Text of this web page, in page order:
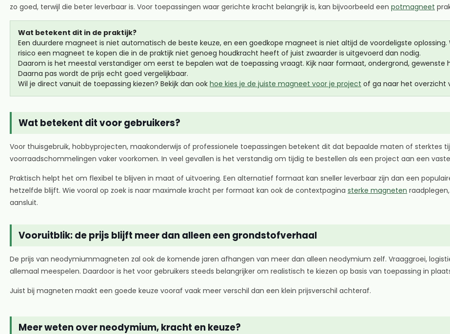
zo goed, terwijl die beter leverbaar is. Voor toepassingen waar gerichte kracht belangrijk is, kan bijvoorbeeld een potmagneet
Wat betekent dit in de praktijk?
Een duurdere magneet is niet automatisch de beste keuze, en een goedkope magneet is niet altijd de voordeligste oplossing.
risico een magneet te kopen die in de praktijk niet genoeg houdkracht heeft of juist zwaarder is uitgevoerd dan nodig.
Daarom is het meestal verstandiger om eerst te bepalen wat de toepassing vraagt. Kijk naar formaat, ondergrond, gewenste
Daarna pas wordt de prijs echt goed vergelijkbaar.
Wil je direct vanuit de toepassing kiezen? Bekijk dan ook hoe kies je de juiste magneet voor je project of ga naar het overzicht
Wat betekent dit voor gebruikers?
Voor thuisgebruik, hobbyprojecten, maakonderwijs of professionele toepassingen betekent dit dat bepaalde maten of sterktes
voorraadschommelingen vaker voorkomen. In veel gevallen is het verstandig om tijdig te bestellen als een project aan een
Praktisch helpt het om flexibel te blijven in maat of uitvoering. Een alternatief formaat kan sneller leverbaar zijn dan een
hetzelfde blijft. Wie vooral op zoek is naar maximale kracht per formaat kan ook de contextpagina sterke magneten
aansluit.
Vooruitblik: de prijs blijft meer dan alleen een grondstofverhaal
De prijs van neodymiummagneten zal ook de komende jaren afhangen van meer dan alleen neodymium zelf. Vraaggroei,
allemaal meespelen. Daardoor is het voor gebruikers steeds belangrijker om realistisch te kiezen op basis van toepassing in
Juist bij magneten maakt een goede keuze vooraf vaak meer verschil dan een klein prijsverschil achteraf.
Meer weten over neodymium, kracht en keuze?